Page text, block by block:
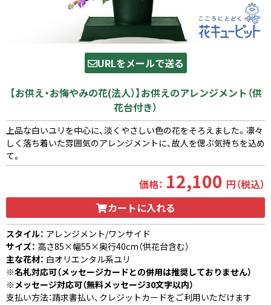
URLをメールで送る
【お供え・お悔やみの花(法人）】お供えのアレンジメント（供
花台付き）
上品な白いユリを中心に、淡くやさしい色の花をそろえました。凛々
しく落ち着いた雰囲気のアレンジメントに、故人を偲ぶ気持ちを込め
て。
価格： 12,100 円（税込）
カートに入れる
スタイル： アレンジメント/ワンサイド
サイズ： 高さ85×幅55×奥行40cm（供花台含む）
主な花材： 白オリエンタル系ユリ
※名札対応可（メッセージカードとの併用は推奨しておりません）
※メッセージ対応可（無料メッセージ30文字以内）
支払い方法：請求書払い、クレジットカードをご利用いただけます